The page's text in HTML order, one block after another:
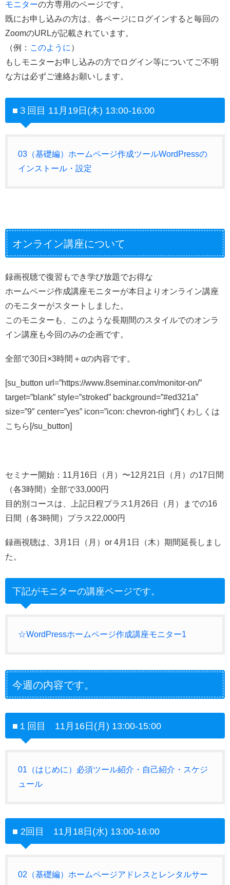
モニターの方専用のページです。
既にお申し込みの方は、各ページにログインすると毎回の
ZoomのURLが記載されています。
（例： このように ）
もしモニターお申し込みの方でログイン等についてご不明
な方は必ずご連絡お願いします。
■３ 回目 11月19日(木) 13:00-16:00
03（基礎編）ホームページ作成ツールWordPressの
インストール・設定
オンライン講座について
録画視聴で復習もでき学び放題でお得な
ホームページ作成講座モニターが本日よりオンライン講座
のモニターがスタートしました。
このモニターも、このような長期間のスタイルでのオンラ
イン講座も今回のみの企画です。
全部で30日×3時間＋αの内容です。
[su_button url=”https://www.8seminar.com/monitor-on/”
target=”blank” style=”stroked” background=”#ed321a”
size=”9″ center=”yes” icon=”icon: chevron-right”]くわしくは
こちら[/su_button]
セミナー開始：11月16日（月）〜12月21日（月）の17日間
（各3時間）全部で33,000円
目的別コースは、上記日程プラス1月26日（月）までの16
日間（各3時間）プラス22,000円
録画視聴は、3月1日（月）or 4月1日（木）期間延長しまし
た。
下記がモニターの講座ページです。
☆WordPressホームページ作成講座モニター1
今週の内容です。
■ １回目 11月 16 日 (月) 13:00-15:00
01（はじめに）必須ツール紹介・自己紹介・スケジ
ュール
■ 2回目 11月18日(水) 13:00-16:00
02（基礎編）ホームページアドレスとレンタルサー